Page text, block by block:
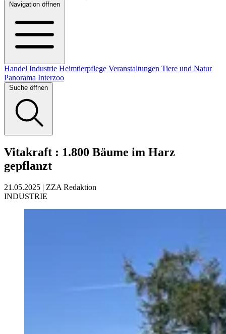
Navigation öffnen
Handel Industrie Heimtierpflege Veranstaltungen Tiere und Natur
Panorama Interzoo
Suche öffnen
Vitakraft : 1.800 Bäume im Harz
gepflanzt
21.05.2025 | ZZA Redaktion
INDUSTRIE